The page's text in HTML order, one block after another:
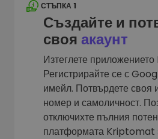
СТЪПКА 1
Създайте и
своя акаунт
Изтеглете
Регистрирайте се с
имейл. Потвърдете своя
номер и самоличност.
отключихте пълния
платформата Kriptomat